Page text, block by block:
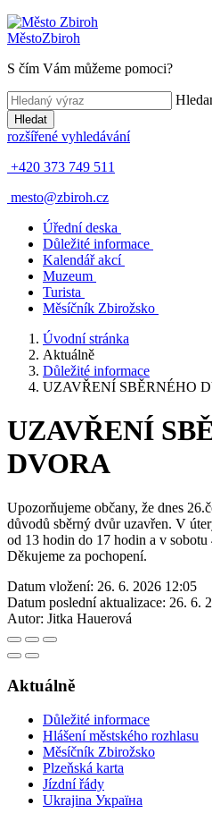
MěstoZbiroh
S čím Vám můžeme pomoci?
Hledat
rozšířené vyhledávání
+420 373 749 511
mesto@zbiroh.cz
Úřední deska
Důležité informace
Kalendář akcí
Muzeum
Turista
Měsíčník Zbirožsko
Úvodní stránka
Aktuálně
Důležité informace
UZAVŘENÍ SBĚRNÉHO
UZAVŘENÍ
DVORA
Upozorňujeme občany, že dnes
důvodů sběrný dvůr uzavřen. V
od 13 hodin do 17 hodin a v sobotu
Děkujeme za pochopení.
Datum vložení: 26. 6. 2026 12:05
Datum poslední aktualizace: 26. 6.
Autor: Jitka Hauerová
Aktuálně
Důležité informace
Hlášení městského rozhlasu
Měsíčník Zbirožsko
Plzeňská karta
Jízdní řády
Ukrajina Україна